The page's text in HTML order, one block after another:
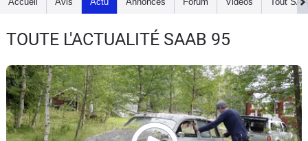
Essais
Guide
d'achat
Electriques
TOUTE L'ACTUALITÉ SAAB 95